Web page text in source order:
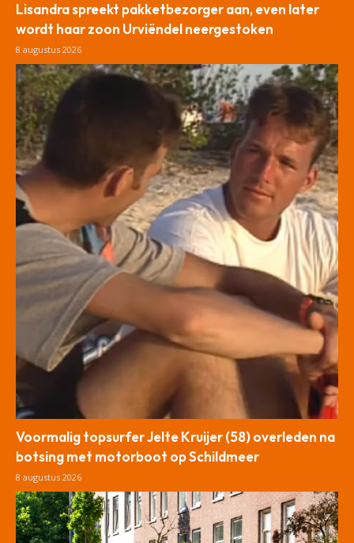
Lisandra spreekt pakketbezorger aan, even later
wordt haar zoon Urviëndel neergestoken
8 augustus 2026
Voormalig topsurfer Jelte Kruijer (58) overleden na
botsing met motorboot op Schildmeer
8 augustus 2026